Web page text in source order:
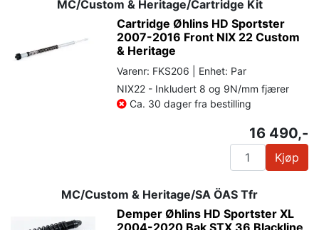
MC/Custom & Heritage/Cartridge Kit
Cartridge Øhlins HD Sportster
2007-2016 Front NIX 22 Custom
& Heritage
Varenr: FKS206 | Enhet: Par
NIX22 - Inkludert 8 og 9N/mm fjærer
Ca. 30 dager fra bestilling
16 490,-
Kjøp
MC/Custom & Heritage/SA ÖAS Tfr
Demper Øhlins HD Sportster XL
2004-2020 Bak STX 36 Blackline